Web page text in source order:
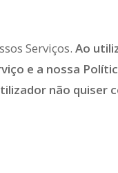
Serviços. Ao
e a nossa
não quiser